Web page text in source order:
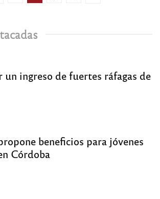
ingreso de fuertes ráfagas de
beneficios para jóvenes
Córdoba